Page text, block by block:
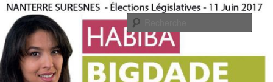
Aller
contenu
principal
Aller
contenu
secondaireHabiba Bigdade
La Justice Au Coeur